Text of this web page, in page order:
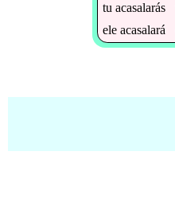
tuacasalarás
eleacasalará